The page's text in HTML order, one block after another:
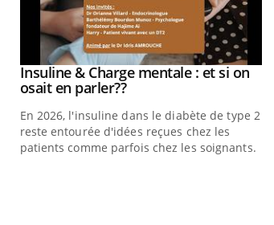
Youtube
Insuline & Charge mentale : et si on
osait en parler??Youtube
En 2026, l'insuline dans le diabète de type 2
reste entourée d'idées reçues chez les
patients comme parfois chez les soignants.